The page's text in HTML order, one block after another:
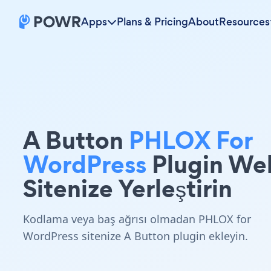
Apps Plans & PricingAboutResources
A Button PHLOX For
WordPress Plugin
Sitenize Yerleştirin
Kodlama veya baş ağrısı olmadan PHLOX for
WordPress sitenize A Button plugin ekleyin.